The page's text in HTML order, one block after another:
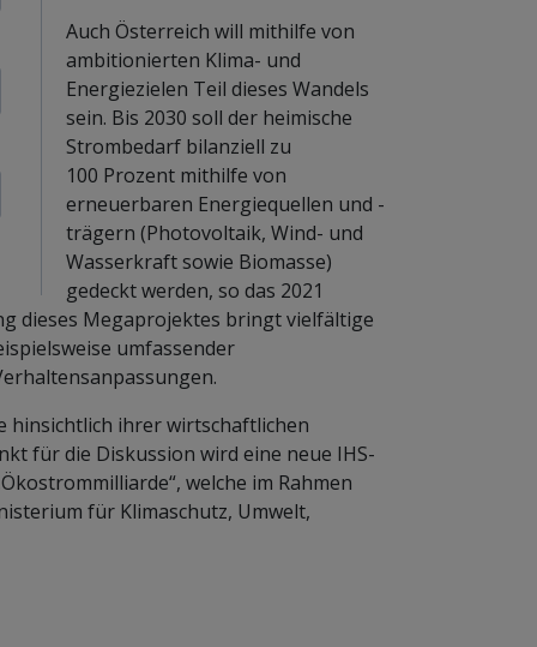
Auch Österreich will mithilfe von
ambitionierten Klima- und
Energiezielen Teil dieses Wandels
sein. Bis 2030 soll der heimische
Strombedarf bilanziell zu
100 Prozent mithilfe von
erneuerbaren Energiequellen und -
trägern (Photovoltaik, Wind- und
Wasserkraft sowie Biomasse)
gedeckt werden, so das 2021
dieses Megaprojektes bringt vielfältige
umfassender
hinsichtlich ihrer wirtschaftlichen
für die Diskussion wird eine neue IHS-
welche im Rahmen
für Klimaschutz, Umwelt,